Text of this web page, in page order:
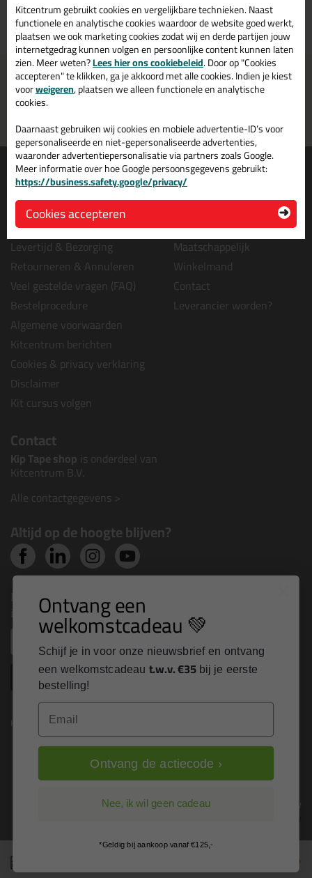
Terug naar overzicht
Voor 21:00 uur besteld
morgen in huis
Gratisbezorging inNL & BE
vanaf75,-
uit voorraad leverbaar wanneer je afhaalt
Informatie
Tips en tricks
Keuzehulpen
Acties
Levertijd & Bezorging
Retourneren & Annuleren
Veel gestelde vragen (FAQ)
Bestelprocedure
Algemene voorwaarden
Kitcentrum berichten
Cookies & privacy verklaring
Disclaimer
Kit cursus volgen
Over ons
Wie wij zijn?
Vacatures bij kitcentrum.nl
Over Kitcentrum.nl
Maatschappelijk
Winkelmand
Contact
Leverancier worden?
Contact
Kip Tape shop is onderdeel van
Kitcentrum B.V.
Alle contactgegevens >
Altijd op de hoogte blijven?
Nieuws, tips en exclusieve deals rechtstreeks in je
inbox
Inschrijven
Kitcentrum is trots op:
Alle prijzen zijn in EURO en excl. 21% BTW
Kitcentrum gebruikt cookies en vergelijkbare technieken. Naast
functionele en analytische cookies waardoor de website goed werkt,
plaatsen we ook marketing cookies zodat wij en derde partijen jouw
internetgedrag kunnen volgen en persoonlijke content kunnen laten
zien. Meer weten?Lees hier ons cookiebeleid. Door op "Cookies
accepteren" te klikken, ga je akkoord met alle cookies. Indien je kiest
voorweigeren, plaatsen we alleen functionele en analytische
cookies.
Daarnaast gebruiken wij cookies en mobiele advertentie-ID’s voor
gepersonaliseerde en niet-gepersonaliseerde advertenties,
waaronder advertentiepersonalisatie via partners zoals Google.
Meer informatie over hoe Google persoonsgegevens gebruikt:
https://business.safety.google/privacy/
Cookies accepteren
Ontvang een
welkomstcadeau 💚
Schijf je in voor onze nieuwsbrief en ontvang
een welkomstcadeau t.w.v. €35 bij je eerste
bestelling!
Email
Ontvang de actiecode ›
Nee, ik wil geen cadeau
*Geldig bij aankoop vanaf €125,-